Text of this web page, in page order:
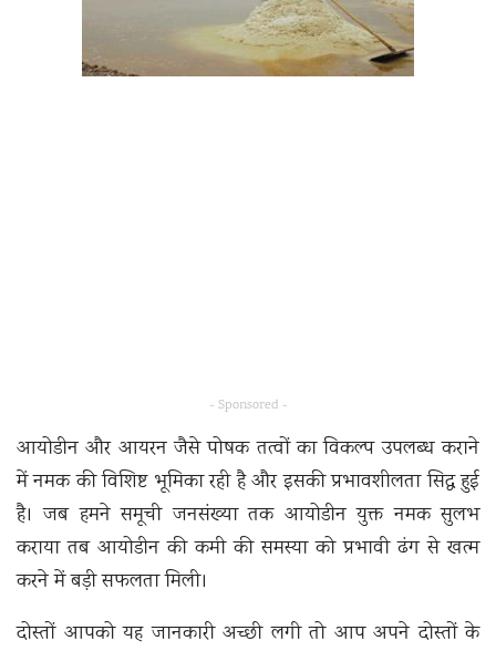
- Sponsored -
आयोडीन और आयरन जैसे पोषक तत्वों का विकल्प उपलब्ध कराने
में नमक की विशिष्ट भूमिका रही है और इसकी प्रभावशीलता सिद्ध हुई
है। जब हमने समूची जनसंख्या तक आयोडीन युक्त नमक सुलभ
कराया तब आयोडीन की कमी की समस्या को प्रभावी ढंग से खत्म
करने में बड़ी सफलता मिली।
दोस्तों आपको यह जानकारी अच्छी लगी तो आप अपने दोस्तों के